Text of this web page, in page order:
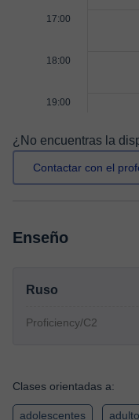
17:00
18:00
19:00
¿No encuentras la
Contactar con el
Enseño
Ruso
Proficiency/C2
Clases orientadas a:
adolescentes